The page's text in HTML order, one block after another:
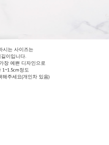
시는 사이즈는
이입니다.
장 예쁜 디자인으로
정도
주세요(개인차 있음)